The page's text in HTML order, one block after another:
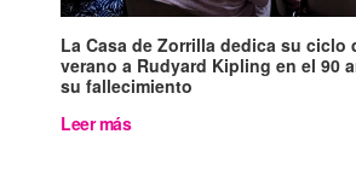
La Casa de Zorrilla dedica su ciclo
verano a Rudyard Kipling en el 90
su fallecimiento
Leer más